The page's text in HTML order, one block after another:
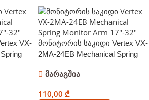
VX-
მონიტორის საკიდი Vertex VX-
2MA-24EB Mechanical Spring
მარაგშია
110,00 ₾